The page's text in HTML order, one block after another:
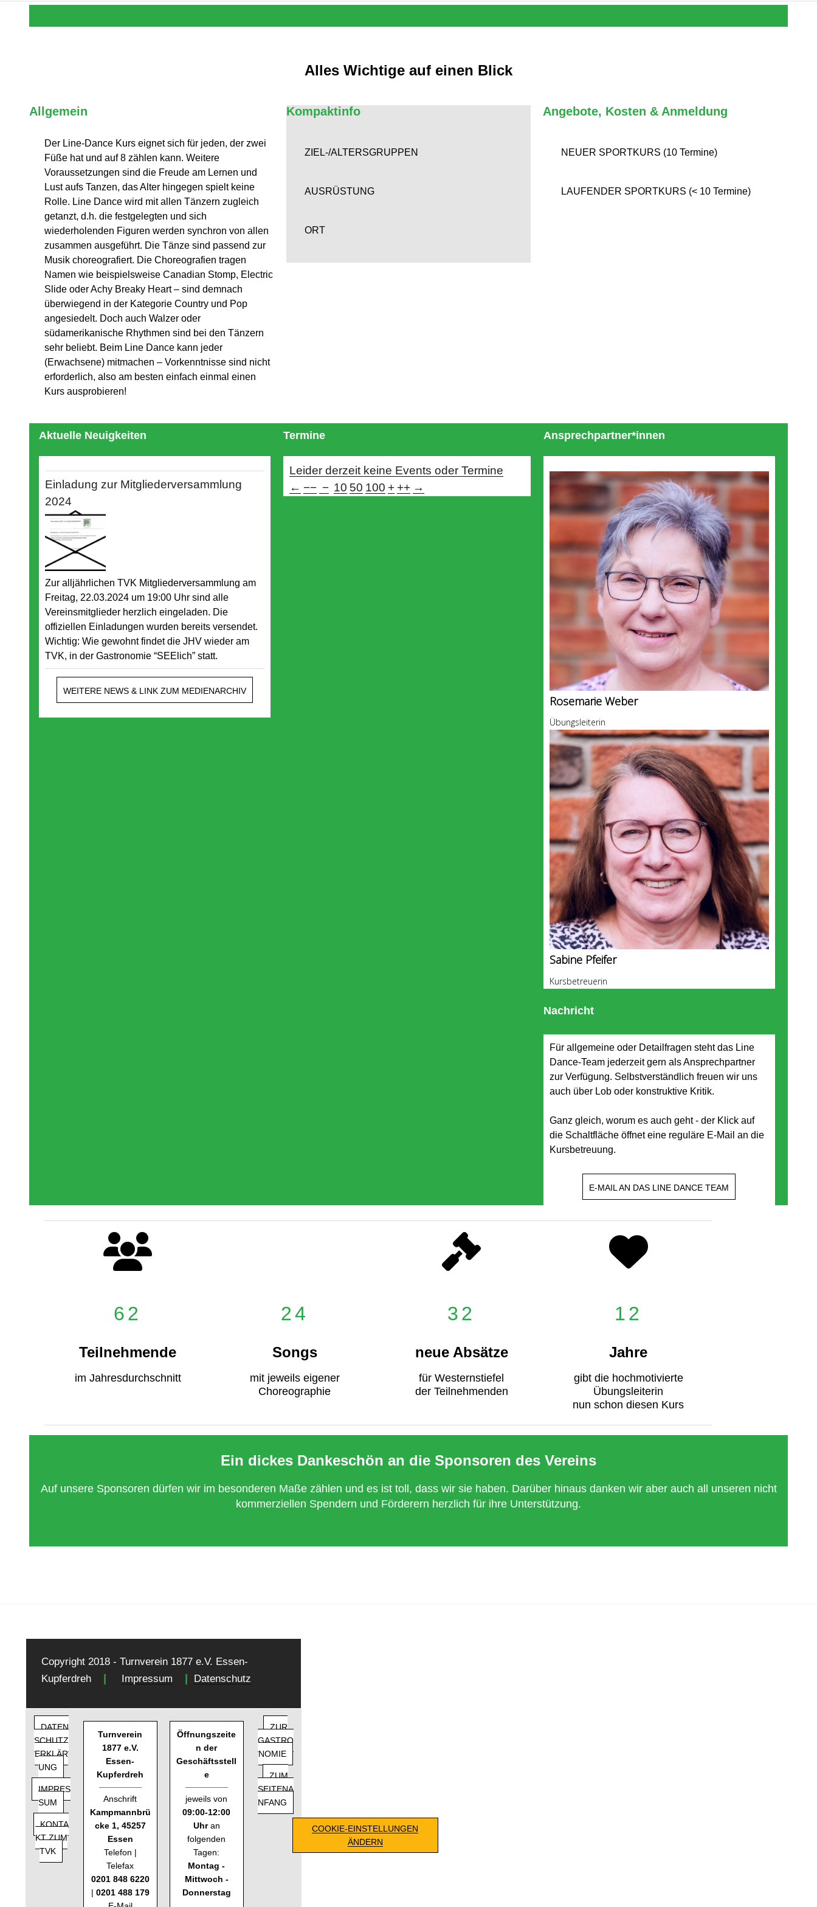
Alles Wichtige auf einen Blick
Allgemein
Der Line-Dance Kurs eignet sich für jeden, der zwei
Füße hat und auf 8 zählen kann. Weitere
Voraussetzungen sind die Freude am Lernen und
Lust aufs Tanzen, das Alter hingegen spielt keine
Rolle. Line Dance wird mit allen Tänzern zugleich
getanzt, d.h. die festgelegten und sich
wiederholenden Figuren werden synchron von allen
zusammen ausgeführt. Die Tänze sind passend zur
Musik choreografiert. Die Choreografien tragen
Namen wie beispielsweise Canadian Stomp, Electric
Slide oder Achy Breaky Heart – sind demnach
überwiegend in der Kategorie Country und Pop
angesiedelt. Doch auch Walzer oder
südamerikanische Rhythmen sind bei den Tänzern
sehr beliebt. Beim Line Dance kann jeder
(Erwachsene) mitmachen – Vorkenntnisse sind nicht
erforderlich, also am besten einfach einmal einen
Kurs ausprobieren!
Kompaktinfo
ZIEL-/ALTERSGRUPPEN
AUSRÜSTUNG
ORT
Angebote, Kosten & Anmeldung
NEUER SPORTKURS (10 Termine)
LAUFENDER SPORTKURS (< 10 Termine)
Aktuelle Neuigkeiten
Einladung zur Mitgliederversammlung
2024
Zur alljährlichen TVK Mitgliederversammlung am
Freitag, 22.03.2024 um 19:00 Uhr sind alle
Vereinsmitglieder herzlich eingeladen. Die
offiziellen Einladungen wurden bereits versendet.
Wichtig: Wie gewohnt findet die JHV wieder am
TVK, in der Gastronomie “SEElich” statt.
WEITERE NEWS & LINK ZUM MEDIENARCHIV
Termine
Leider derzeit keine Events oder Termine
← −− − 10 50 100 + ++ →
Ansprechpartner*innen
Rosemarie Weber
Übungsleiterin
Sabine Pfeifer
Kursbetreuerin
Nachricht
Für allgemeine oder Detailfragen steht das Line
Dance-Team jederzeit gern als Ansprechpartner
zur Verfügung. Selbstverständlich freuen wir uns
auch über Lob oder konstruktive Kritik.
Ganz gleich, worum es auch geht - der Klick auf
die Schaltfläche öffnet eine reguläre E-Mail an die
Kursbetreuung.
E-MAIL AN DAS LINE DANCE TEAM
62
Teilnehmende
im Jahresdurchschnitt
24
Songs
mit jeweils eigener
Choreographie
32
neue Absätze
für Westernstiefel
der Teilnehmenden
12
Jahre
gibt die hochmotivierte
Übungsleiterin
nun schon diesen Kurs
Ein dickes Dankeschön an die Sponsoren des Vereins
Auf unsere Sponsoren dürfen wir im besonderen Maße zählen und es ist toll, dass wir sie haben. Darüber hinaus danken wir aber auch all unseren nicht
kommerziellen Spendern und Förderern herzlich für ihre Unterstützung.
Copyright 2018 - Turnverein 1877 e.V. Essen-
Kupferdreh
| Impressum | Datenschutz
DATEN
SCHUTZ
ERKLÄR
UNG
IMPRES
SUM
KONTA
KT ZUM
TVK
Turnverein
1877 e.V.
Essen-
Kupferdreh
Anschrift
Kampmannbrü
cke 1, 45257
Essen
Telefon |
Telefax
0201 848 6220
| 0201 488 179
Öffnungszeite
n der
Geschäftsstell
e
jeweils von
09:00-12:00
Uhran
folgenden
Tagen:
Montag -
Mittwoch -
Donnerstag
ZUR
GASTRO
NOMIE
ZUM
SEITENA
NFANG
COOKIE-EINSTELLUNGEN
ÄNDERN